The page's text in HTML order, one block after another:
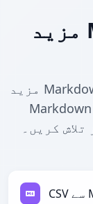
مزید Markdown سے XML
مزید Markdown سے XML کنورٹرز دریافت کریں۔
Markdown کو XML اور دیگر فارمیٹس میں
کریں۔